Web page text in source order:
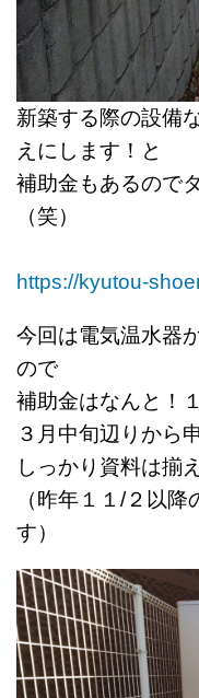
新築する際の設備
えにします！と
補助金もあるので
（笑）
https://kyutou-
今回は電気温水器
ので
補助金はなんと！
３月中旬辺りから
しっかり資料は揃
（昨年１１/２以
す）